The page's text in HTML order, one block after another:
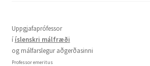
Uppgjafaprófessor
í íslenskri málfræði
og málfarslegur aðgerðasinni
Professor emeritus